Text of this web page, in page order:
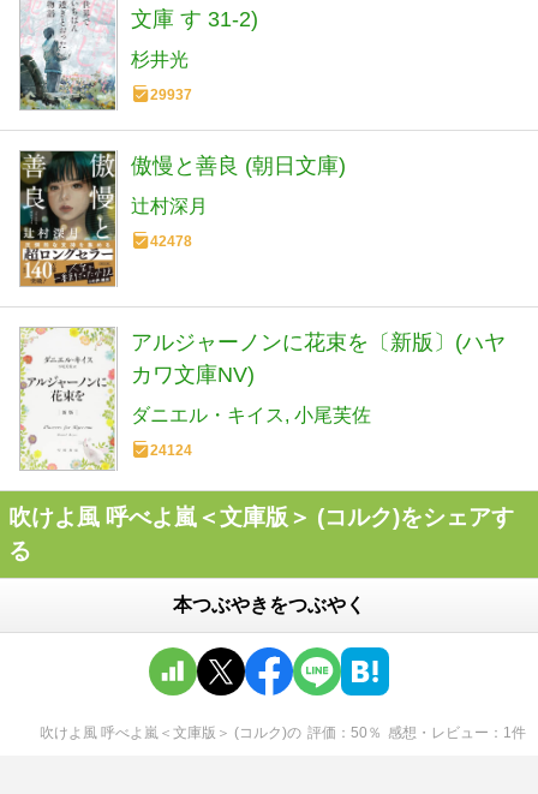
文庫 す 31-2)
杉井光
29937
傲慢と善良 (朝日文庫)
辻村深月
42478
アルジャーノンに花束を〔新版〕(ハヤ
カワ文庫NV)
ダニエル・キイス 小尾芙佐
24124
吹けよ風 呼べよ嵐＜文庫版＞ (コルク)をシェアす
る
本つぶやきをつぶやく
吹けよ風 呼べよ嵐＜文庫版＞ (コルク)の 評価 50 ％ 感想・レビュー 1 件